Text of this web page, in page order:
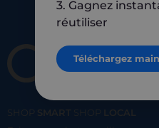
SHOP SMART SHOP
LOCAL
3. Gagnez
réutiliser
Téléchargez